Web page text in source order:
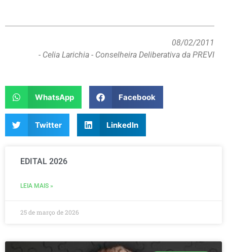
08/02/2011
- Celia Larichia - Conselheira Deliberativa da PREVI
WhatsApp Facebook
Twitter LinkedIn
EDITAL 2026
LEIA MAIS »
25 de março de 2026